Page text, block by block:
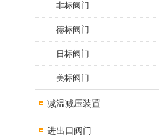
非标阀门
德标阀门
日标阀门
美标阀门
减温减压装置
进出口阀门